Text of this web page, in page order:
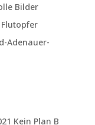
Bilder
Adenauer-
Kein Plan B